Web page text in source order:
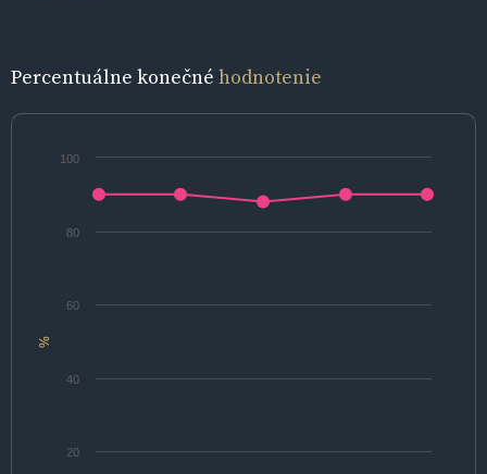
Percentuálne konečné hodnotenie
%
20
40
60
80
100